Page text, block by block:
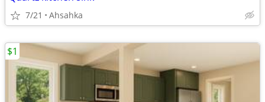
7/21 Ahsahka
$1